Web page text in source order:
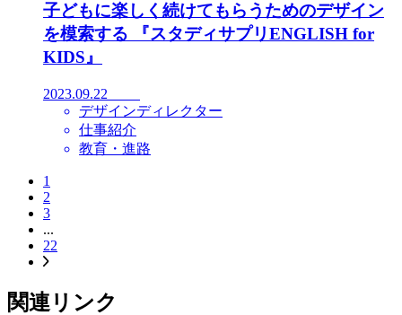
子どもに楽しく続けてもらうためのデザイン
を模索する 『スタディサプリENGLISH for
KIDS』
2023.09.22
デザインディレクター
仕事紹介
教育・進路
1
2
3
...
22
関連リンク